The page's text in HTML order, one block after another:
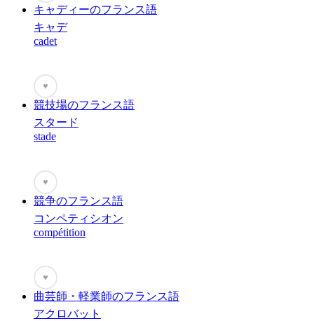
キャディーのフランス語
キャデ
cadet
♥
競技場のフランス語
スタード
stade
♥
競争のフランス語
コンペティシオン
compétition
♥
曲芸師・軽業師のフランス語
アクロバット